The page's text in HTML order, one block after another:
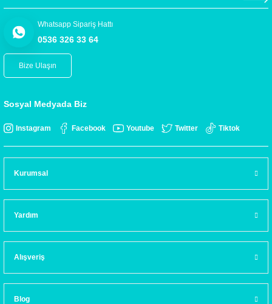
Whatsapp Sipariş Hattı
0536 326 33 64
Bize Ulaşın
Sosyal Medyada Biz
Instagram Facebook Youtube Twitter Tiktok
Kurumsal
Yardım
Alışveriş
Blog